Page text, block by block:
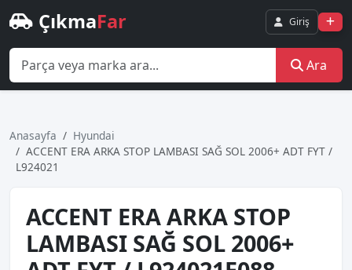
ÇıkmaFar Giriş
Ara
Anasayfa
Hyundai
ACCENT ERA ARKA STOP LAMBASI SAĞ SOL 2006+ ADT FYT /
L924021
ACCENT ERA ARKA STOP
LAMBASI SAĞ SOL 2006+